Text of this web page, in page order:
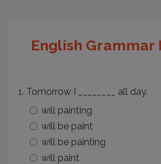
English Grammar
1. Tomorrow I ________ all day.
will painting
will be paint
will be painting
will paint